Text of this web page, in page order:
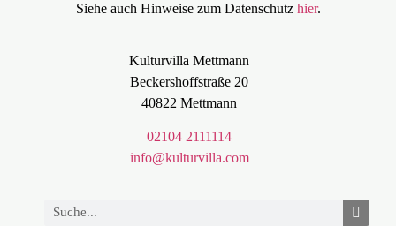
Siehe auch Hinweise zum Datenschutz hier.
Kulturvilla Mettmann
Beckershoffstraße 20
40822 Mettmann
02104 2111114
info@kulturvilla.com